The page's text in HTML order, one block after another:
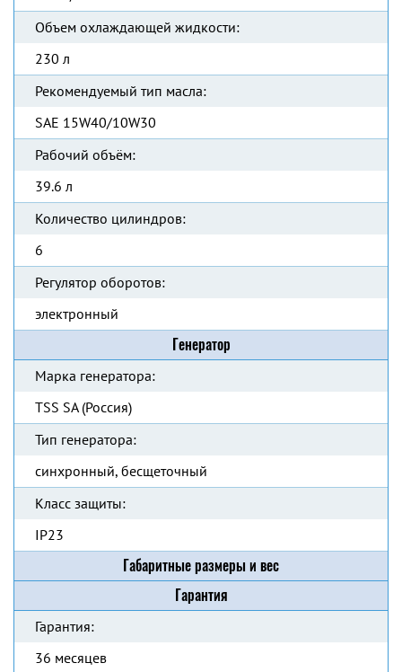
Объем охлаждающей жидкости:
230 л
Рекомендуемый тип масла:
SAE 15W40/10W30
Рабочий объём:
39.6 л
Количество цилиндров:
6
Регулятор оборотов:
электронный
Генератор
Марка генератора:
TSS SA (Россия)
Тип генератора:
синхронный, бесщеточный
Класс защиты:
IP23
Габаритные размеры и вес
Гарантия
Гарантия:
36 месяцев